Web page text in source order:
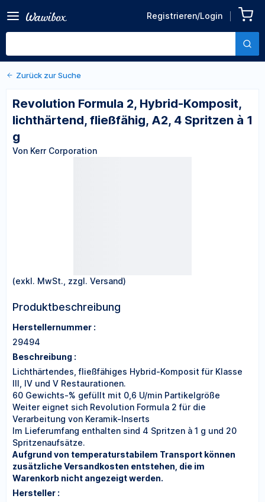
Registrieren/Login
Hybrid-Komposit,
lichthärtend, fließfähig, A2,
Von Kerr Corporation
Zurück zu den Produktdetails
Zurück zur Suche
Revolution Formula 2, Hybrid-Komposit,
lichthärtend, fließfähig, A2, 4 Spritzen à 1
g
Von Kerr Corporation
(exkl. MwSt., zzgl. Versand)
Produktbeschreibung
Herstellernummer :
29494
Beschreibung :
Lichthärtendes, fließfähiges Hybrid-Komposit für Klasse
III, IV und V Restaurationen.
60 Gewichts-% gefüllt mit 0,6 U/min Partikelgröße
Weiter eignet sich Revolution Formula 2 für die
Verarbeitung von Keramik-Inserts
Im Lieferumfang enthalten sind 4 Spritzen à 1 g und 20
Spritzenaufsätze.
Aufgrund von temperaturstabilem Transport können
zusätzliche Versandkosten entstehen, die im
Warenkorb nicht angezeigt werden.
Hersteller :